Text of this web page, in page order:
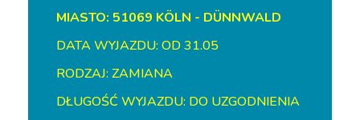
MIASTO: 51069 KÖLN - DÜNNWALD
DATA WYJAZDU: OD 31.05
RODZAJ: ZAMIANA
DŁUGOŚĆ WYJAZDU: DO UZGODNIENIA